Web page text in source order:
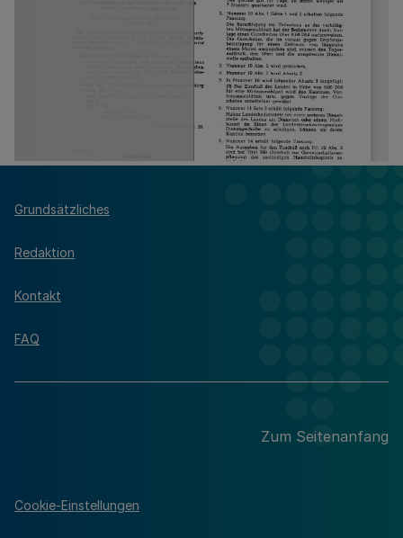
Grundsätzliches
Redaktion
Kontakt
FAQ
Zum Seitenanfang
Cookie-Einstellungen